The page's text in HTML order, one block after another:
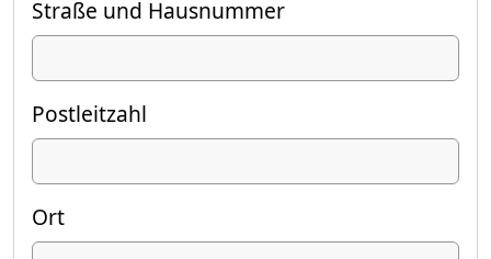
Straße und Hausnummer
Postleitzahl
Ort